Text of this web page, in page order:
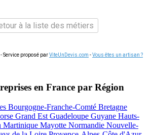
à la liste des métiers
- Service proposé parViteUnDevis.com -Vous êtes un artisan ?
en France par Région
Bourgogne-Franche-Comté Bretagne
Grand Est Guadeloupe Guyane Hauts-
Martinique Mayotte Normandie Nouvelle-